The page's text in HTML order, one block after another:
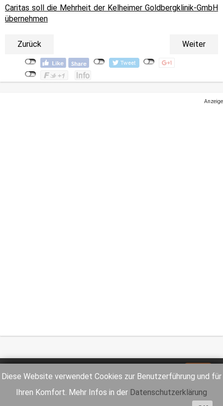
Diese Website verwendet Cookies zur Benutzerführung und für
Ihren Komfort. Mehr Infos in der Datenschutzerklärung
Caritas soll die Mehrheit der Kelheimer Goldbergklinik-GmbH
übernehmen
Zurück Weiter
Anzeige